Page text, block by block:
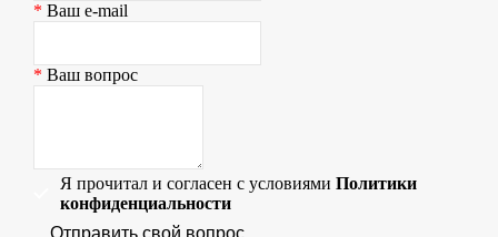
Ваш e-mail
Ваш вопрос
Я прочитал и согласен с условиями Политики
конфиденциальности